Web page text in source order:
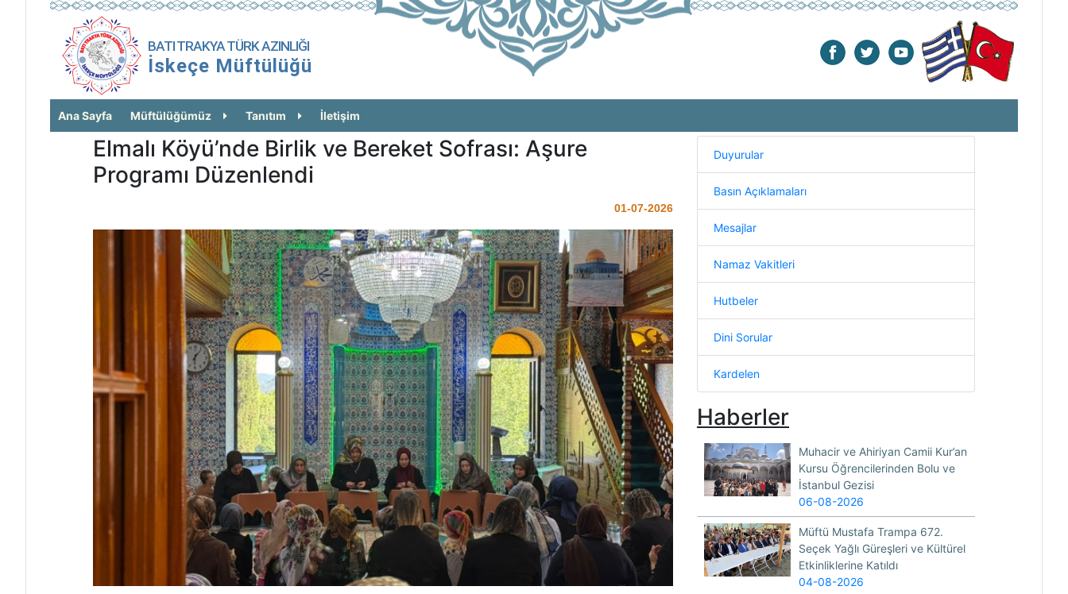
BATI TRAKYA TÜRK AZINLIĞI
İskeçe Müftülüğü
Ana Sayfa Müftülüğümüz Tanıtım İletişim
Elmalı Köyü’nde Birlik ve Bereket Sofrası: Aşure
Programı Düzenlendi
01-07-2026
Duyurular
Basın Açıklamaları
Mesajlar
Namaz Vakitleri
Hutbeler
Dini Sorular
Kardelen
Haberler
Muhacir ve Ahiriyan Camii Kur’an
Kursu Öğrencilerinden Bolu ve
İstanbul Gezisi
06-08-2026
Müftü Mustafa Trampa 672.
Seçek Yağlı Güreşleri ve Kültürel
Etkinliklerine Katıldı
04-08-2026